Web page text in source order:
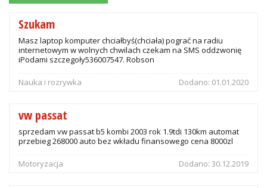
Szukam
Masz laptop komputer chciałbyś(chciała) pograć na radiu
internetowym w wolnych chwilach czekam na SMS oddzwonię
iPodami szczegoły536007547. Robson
Nauka i rozrywka Dodano: 01.01.2020
vw passat
sprzedam vw passat b5 kombi 2003 rok 1.9tdi 130km automat
przebieg 268000 auto bez wkładu finansowego cena 8000zl
Motoryzacja Dodano: 30.12.2019